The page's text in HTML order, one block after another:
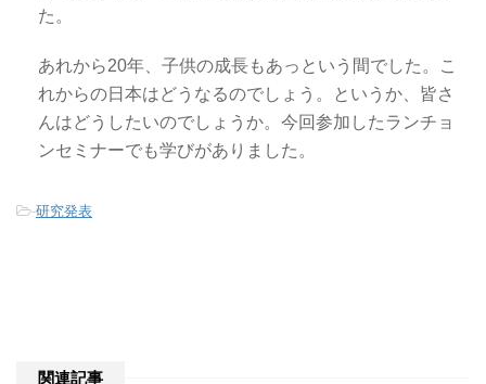
た。
あれから20年、子供の成長もあっという間でした。こ
れからの日本はどうなるのでしょう。というか、皆さ
んはどうしたいのでしょうか。今回参加したランチョ
ンセミナーでも学びがありました。
-研究発表
関連記事